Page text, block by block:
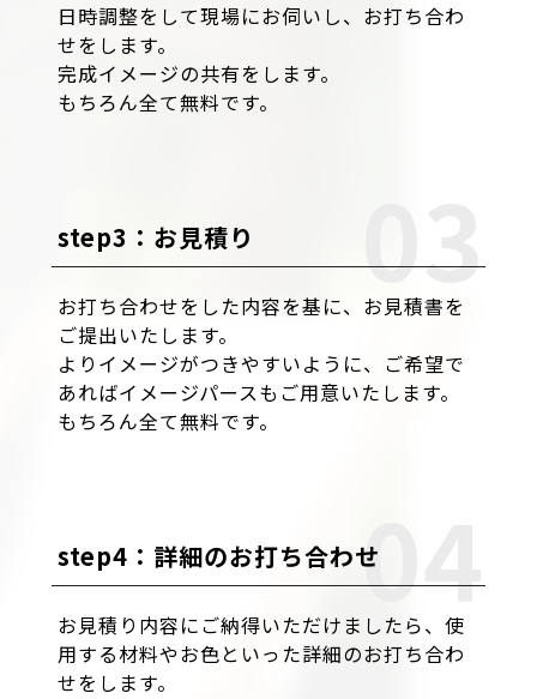
日時調整をして現場にお伺いし、お打ち合わ
せをします。
完成イメージの共有をします。
もちろん全て無料です。
step3：お見積り
お打ち合わせをした内容を基に、お見積書を
ご提出いたします。
よりイメージがつきやすいように、ご希望で
あればイメージパースもご用意いたします。
もちろん全て無料です。
step4：詳細のお打ち合わせ
お見積り内容にご納得いただけましたら、使
用する材料やお色といった詳細のお打ち合わ
せをします。